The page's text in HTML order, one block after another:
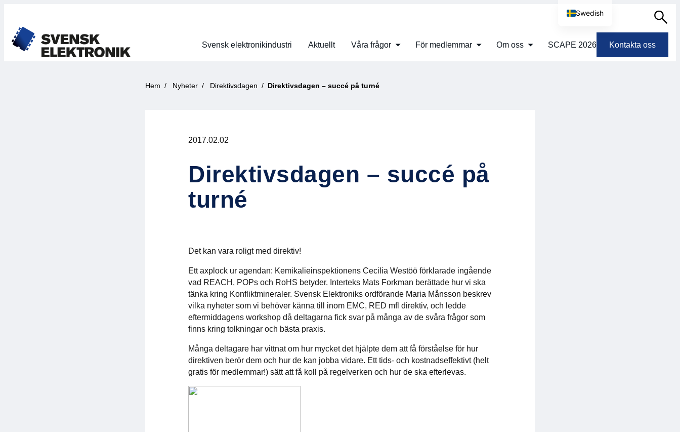
Sök
Svensk elektronikindustri Aktuellt Våra frågor För medlemmar Om oss SCAPE 2026 Kontakta oss
Hem Nyheter Direktivsdagen Direktivsdagen – succé på turné
2017.02.02
Direktivsdagen – succé på
turné
Det kan vara roligt med direktiv!
Ett axplock ur agendan: Kemikalieinspektionens Cecilia Westöö förklarade ingående
vad REACH, POPs och RoHS betyder. Interteks Mats Forkman berättade hur vi ska
tänka kring Konfliktmineraler. Svensk Elektroniks ordförande Maria Månsson beskrev
vilka nyheter som vi behöver känna till inom EMC, RED mfl direktiv, och ledde
eftermiddagens workshop då deltagarna fick svar på många av de svåra frågor som
finns kring tolkningar och bästa praxis.
Många deltagare har vittnat om hur mycket det hjälpte dem att få förståelse för hur
direktiven berör dem och hur de kan jobba vidare. Ett tids- och kostnadseffektivt (helt
gratis för medlemmar!) sätt att få koll på regelverken och hur de ska efterlevas.
Swedish